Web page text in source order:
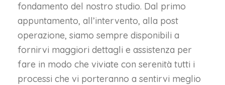
fondamento del nostro studio. Dal primo
appuntamento, all’intervento, alla post
operazione, siamo sempre disponibili a
fornirvi maggiori dettagli e assistenza per
fare in modo che viviate con serenità tutti i
processi che vi porteranno a sentirvi meglio